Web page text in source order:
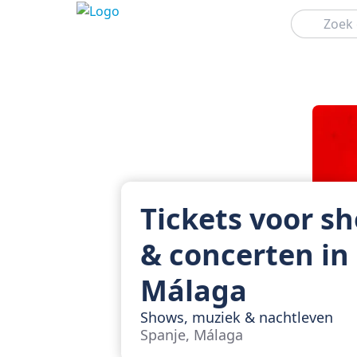
Zoeken
Tickets voor
& concerten in
Málaga
Shows, muziek & nachtleven
Spanje, Málaga